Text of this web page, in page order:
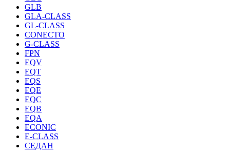
GLB
GLA-CLASS
GL-CLASS
CONECTO
G-CLASS
FPN
EQV
EQT
EQS
EQE
EQC
EQB
EQA
ECONIC
E-CLASS
СЕДАН